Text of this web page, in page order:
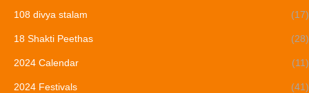
108 divya stalam (17)
18 Shakti Peethas (28)
2024 Calendar (11)
2024 Festivals (41)